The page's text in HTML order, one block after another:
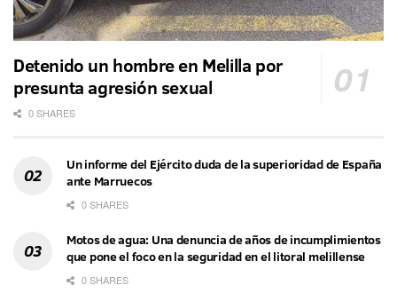
Detenido un hombre en Melilla por
presunta agresión sexual
0 SHARES
Un informe del Ejército duda de la superioridad de España
ante Marruecos
0 SHARES
Motos de agua: Una denuncia de años de incumplimientos
que pone el foco en la seguridad en el litoral melillense
0 SHARES